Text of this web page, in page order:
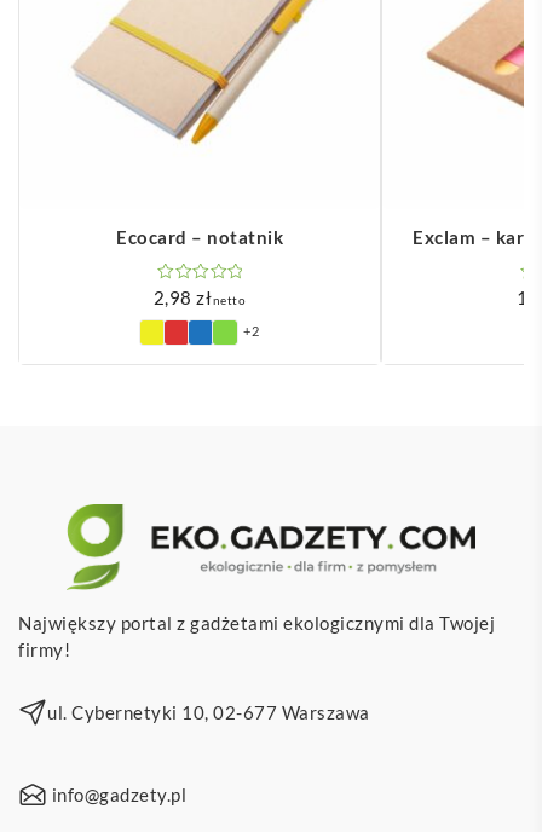
Ecocard – notatnik
2,98złnetto
+2
Exclam –
Największy portal z gadżetami ekologicznymi dla Twojej
firmy!
ul. Cybernetyki 10, 02-677 Warszawa
info@gadzety.pl